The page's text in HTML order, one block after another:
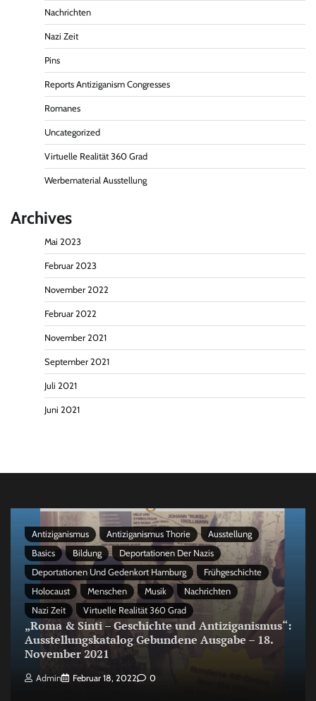
Nachrichten
Nazi Zeit
Pins
Reports Antiziganism Congresses
Romanes
Uncategorized
Virtuelle Realität 360 Grad
Werbematerial Ausstellung
Archives
Mai 2023
Februar 2023
November 2022
Februar 2022
November 2021
September 2021
Juli 2021
Juni 2021
Antiziganismus Antiziganismus Thorie
Ausstellung
Basics
Bildung
Deportationen Der Nazis
Deportationen Und Gedenkort Hamburg
Frühgeschichte
Holocaust
Menschen Musik
Nachrichten
Nazi Zeit
Virtuelle Realität 360 Grad
„Roma & Sinti – Geschichte und Antiziganismus“:
Ausstellungskatalog Gebundene Ausgabe – 18.
November 2021
Admin Februar 18, 2022 0